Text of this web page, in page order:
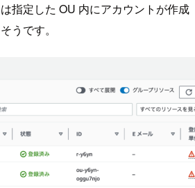
指定した OU 内にアカウントが作成
うです。